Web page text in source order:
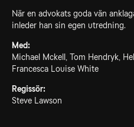
När en advokats goda vän
inleder han sin egen utredning.
Med:
Michael Mckell, Tom Hendryk,
Francesca Louise White
Regissör:
Steve Lawson